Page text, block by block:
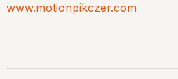
www.motionpikczer.com